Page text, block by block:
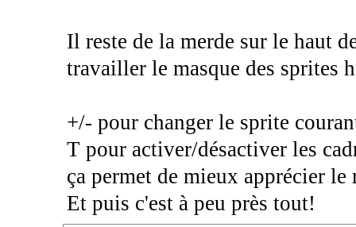
Il reste de la merde sur le haut
travailler le masque des sprites
+/- pour changer le sprite
T pour activer/désactiver les
ça permet de mieux apprécier
Et puis c'est à peu près tout!